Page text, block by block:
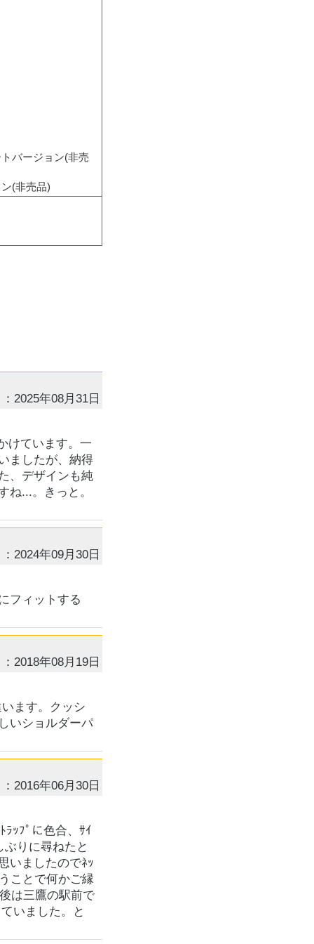
バージョン(非売
(非売品)
2025年08月31日
けています。一
ましたが、納得
、デザインも純
ね...。きっと。
2024年09月30日
フィットする
2018年08月19日
ます。クッシ
いショルダーパ
2016年06月30日
ﾗｯﾌﾟに色合、ｻｲ
りに尋ねたと
いましたのでﾈｯ
ことで何かご縁
は三鷹の駅前で
いました。と